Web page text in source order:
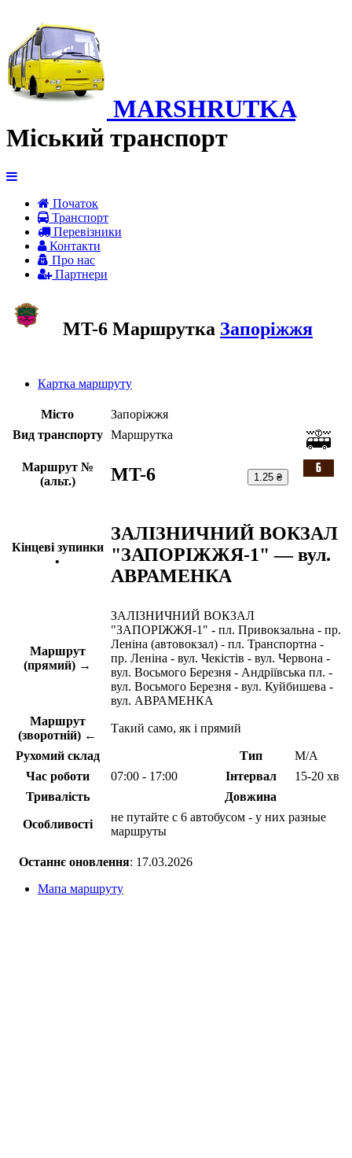
MARSHRUTKA
Міський транспорт
Початок
Транспорт
Перевiзники
Контакти
Про нас
Партнери
MT-6 Маршрутка Запоріжжя
Картка маршруту
Місто
Запоріжжя
Вид транспорту
Маршрутка
Маршрут №
(альт.)
MT-6 1.25 ₴
Кінцеві зупинки
•
ЗАЛІЗНИЧНИЙ ВОКЗАЛ
"ЗАПОРІЖЖЯ-1" — вул.
АВРАМЕНКА
Маршрут
(прямий) →
ЗАЛІЗНИЧНИЙ ВОКЗАЛ
"ЗАПОРІЖЖЯ-1" - пл. Привокзальна - пр.
Леніна (автовокзал) - пл. Транспортна -
пр. Леніна - вул. Чекістів - вул. Червона -
вул. Восьмого Березня - Андріївська пл. -
вул. Восьмого Березня - вул. Куйбишева -
вул. АВРАМЕНКА
Маршрут
(зворотній) ←
Такий само, як і прямий
Рухомий склад Тип
М/А
Час роботи
07:00 - 17:00 Інтервал
15-20 хв
Тривалість
Довжина
Особливості
не путайте с 6 автобусом - у них разные
маршруты
Останнє оновлення: 17.03.2026
Мапа маршруту